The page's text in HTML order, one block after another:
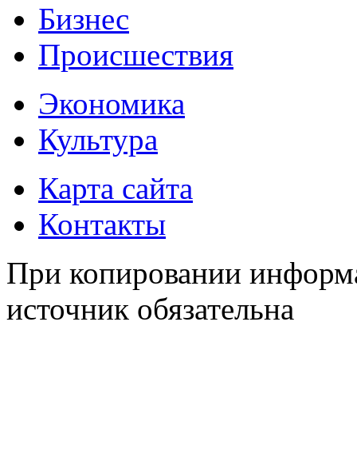
Бизнес
Происшествия
Экономика
Культура
Карта сайта
Контакты
При копировании
источник обязательна